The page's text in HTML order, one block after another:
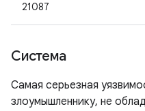
21087
Система
Самая серьезная
злоумышленнику, не